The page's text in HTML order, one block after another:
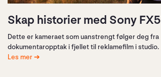
Skap historier med Sony FX5
Dette er kameraet som uanstrengt følger deg fra
dokumentaropptak i fjellet til reklamefilm i studio.
Les mer